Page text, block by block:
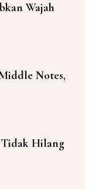
Wajah
Notes,
Hilang